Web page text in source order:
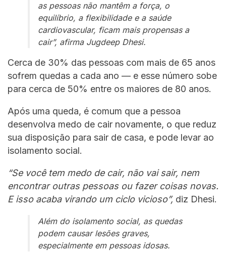
as pessoas não mantêm a força, o
equilíbrio, a flexibilidade e a saúde
cardiovascular, ficam mais propensas a
cair”, afirma Jugdeep Dhesi.
Cerca de 30% das pessoas com mais de 65 anos
sofrem quedas a cada ano — e esse número sobe
para cerca de 50% entre os maiores de 80 anos.
Após uma queda, é comum que a pessoa
desenvolva medo de cair novamente, o que reduz
sua disposição para sair de casa, e pode levar ao
isolamento social.
“Se você tem medo de cair, não vai sair, nem
encontrar outras pessoas ou fazer coisas novas.
E isso acaba virando um ciclo vicioso”, diz Dhesi.
Além do isolamento social, as quedas
podem causar lesões graves,
especialmente em pessoas idosas.